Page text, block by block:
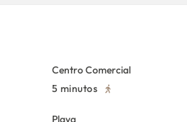
Centro Comercial
5 minutos
Playa